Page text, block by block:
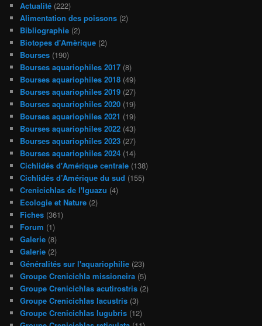
Actualité (222)
Alimentation des poissons (2)
Bibliographie (2)
Biotopes d'Amèrique (2)
Bourses (190)
Bourses aquariophiles 2017 (8)
Bourses aquariophiles 2018 (49)
Bourses aquariophiles 2019 (27)
Bourses aquariophiles 2020 (19)
Bourses aquariophiles 2021 (19)
Bourses aquariophiles 2022 (43)
Bourses aquariophiles 2023 (27)
Bourses aquariophiles 2024 (14)
Cichlidés d'Amérique centrale (138)
Cichlidés d’Amérique du sud (155)
Crenicichlas de l'Iguazu (4)
Ecologie et Nature (2)
Fiches (361)
Forum (1)
Galerie (8)
Galerie (2)
Généralités sur l'aquariophilie (23)
Groupe Crenicichla missioneira (5)
Groupe Crenicichlas acutirostris (2)
Groupe Crenicichlas lacustris (3)
Groupe Crenicichlas lugubris (12)